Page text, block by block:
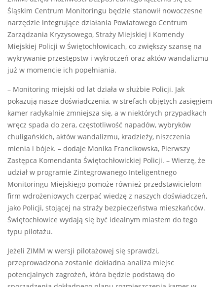
Śląskim Centrum Monitoringu będzie stanowił nowoczesne
narzędzie integrujące działania Powiatowego Centrum
Zarządzania Kryzysowego, Straży Miejskiej i Komendy
Miejskiej Policji w Świętochłowicach, co zwiększy szansę na
wykrywanie przestępstw i wykroczeń oraz aktów wandalizmu
już w momencie ich popełniania.
– Monitoring miejski od lat działa w służbie Policji. Jak
pokazują nasze doświadczenia, w strefach objętych zasięgiem
kamer radykalnie zmniejsza się, a w niektórych przypadkach
wręcz spada do zera, częstotliwość napadów, wybryków
chuligańskich, aktów wandalizmu, kradzieży, niszczenia
mienia i bójek. – dodaje Monika Francikowska, Pierwszy
Zastępca Komendanta Świętochłowickiej Policji. – Wierzę, że
udział w programie Zintegrowanego Inteligentnego
Monitoringu Miejskiego pomoże również przedstawicielom
firm wdrożeniowych czerpać wiedzę z naszych doświadczeń,
jako Policji, stojącej na straży bezpieczeństwa mieszkańców.
Świętochłowice wydają się być idealnym miastem do tego
typu pilotażu.
Jeżeli ZIMM w wersji pilotażowej się sprawdzi,
przeprowadzona zostanie dokładna analiza miejsc
potencjalnych zagrożeń, która będzie podstawą do